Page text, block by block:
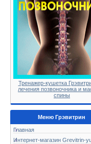
Тренажер-кушетка
лечения позвоночника и
спины
Меню Грэвитрин
Главная
Интернет-магазин Grevitrin-